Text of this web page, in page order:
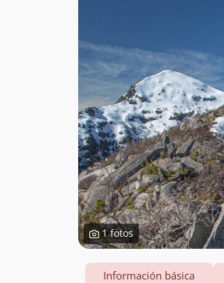
1 fotos
Información básica